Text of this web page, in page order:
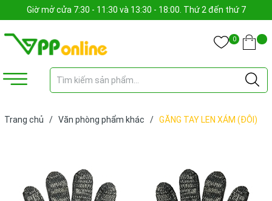
Giờ mở cửa 7:30 - 11:30 và 13:30 - 18:00. Thứ 2 đến thứ 7
0
Trang chủ / Văn phòng phẩm khác / GĂNG TAY LEN XÁM (ĐÔI)